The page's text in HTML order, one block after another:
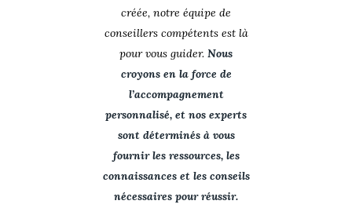
créée, notre équipe de
conseillers compétents est là
pour vous guider. Nous
croyons en la force de
l’accompagnement
personnalisé, et nos experts
sont déterminés à vous
fournir les ressources, les
connaissances et les conseils
nécessaires pour réussir.